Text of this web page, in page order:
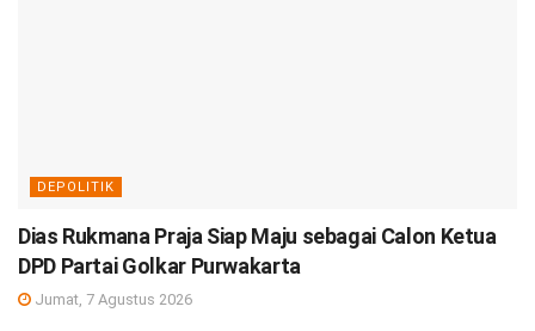
DEPOLITIK
Dias Rukmana Praja Siap Maju sebagai Calon Ketua
DPD Partai Golkar Purwakarta
Jumat, 7 Agustus 2026